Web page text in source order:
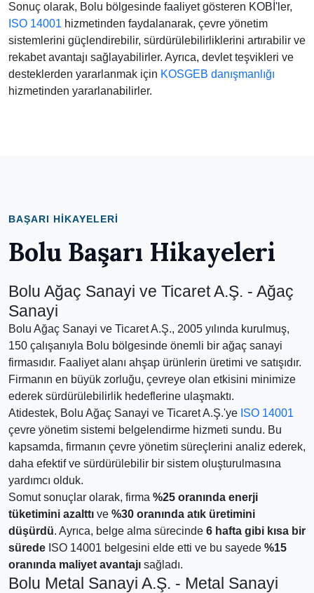
Sonuç olarak, Bolu bölgesinde faaliyet gösteren KOBİ'ler,
ISO 14001 hizmetinden faydalanarak, çevre yönetim
sistemlerini güçlendirebilir, sürdürülebilirliklerini artırabilir ve
rekabet avantajı sağlayabilirler. Ayrıca, devlet teşvikleri ve
desteklerden yararlanmak için KOSGEB danışmanlığı
hizmetinden yararlanabilirler.
BAŞARI HIKAYELERI
Bolu Başarı Hikayeleri
Bolu Ağaç Sanayi ve Ticaret A.Ş. - Ağaç
Sanayi
Bolu Ağaç Sanayi ve Ticaret A.Ş., 2005 yılında kurulmuş,
150 çalışanıyla Bolu bölgesinde önemli bir ağaç sanayi
firmasıdır. Faaliyet alanı ahşap ürünlerin üretimi ve satışıdır.
Firmanın en büyük zorluğu, çevreye olan etkisini minimize
ederek sürdürülebilirlik hedeflerine ulaşmaktı.
Atidestek, Bolu Ağaç Sanayi ve Ticaret A.Ş.'ye ISO 14001
çevre yönetim sistemi belgelendirme hizmeti sundu. Bu
kapsamda, firmanın çevre yönetim süreçlerini analiz ederek,
daha efektif ve sürdürülebilir bir sistem oluşturulmasına
yardımcı olduk.
Somut sonuçlar olarak, firma %25 oranında enerji
tüketimini azalttı ve %30 oranında atık üretimini
düşürdü. Ayrıca, belge alma sürecinde 6 hafta gibi kısa bir
sürede ISO 14001 belgesini elde etti ve bu sayede %15
oranında maliyet avantajı sağladı.
Bolu Metal Sanayi A.Ş. - Metal Sanayi